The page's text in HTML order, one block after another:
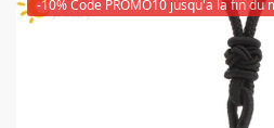
-10% Code PROMO10 jusqu'a la fin du